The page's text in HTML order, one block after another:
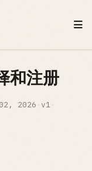
和注册
2026 · v1·